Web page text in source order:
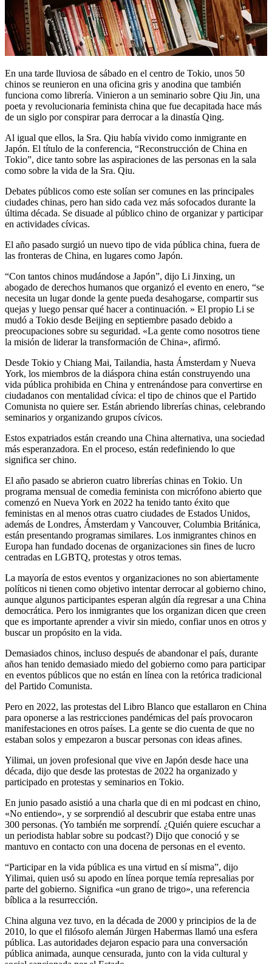
En una tarde lluviosa de sábado en el centro de Tokio, unos 50
chinos se reunieron en una oficina gris y anodina que también
funciona como librería. Vinieron a un seminario sobre Qiu Jin, una
poeta y revolucionaria feminista china que fue decapitada hace más
de un siglo por conspirar para derrocar a la dinastía Qing.
Al igual que ellos, la Sra. Qiu había vivido como inmigrante en
Japón. El título de la conferencia, “Reconstrucción de China en
Tokio”, dice tanto sobre las aspiraciones de las personas en la sala
como sobre la vida de la Sra. Qiu.
Debates públicos como este solían ser comunes en las principales
ciudades chinas, pero han sido cada vez más sofocados durante la
última década. Se disuade al público chino de organizar y participar
en actividades cívicas.
El año pasado surgió un nuevo tipo de vida pública china, fuera de
las fronteras de China, en lugares como Japón.
“Con tantos chinos mudándose a Japón”, dijo Li Jinxing, un
abogado de derechos humanos que organizó el evento en enero, “se
necesita un lugar donde la gente pueda desahogarse, compartir sus
quejas y luego pensar qué hacer a continuación. » El propio Li se
mudó a Tokio desde Beijing en septiembre pasado debido a
preocupaciones sobre su seguridad. «La gente como nosotros tiene
la misión de liderar la transformación de China», afirmó.
Desde Tokio y Chiang Mai, Tailandia, hasta Ámsterdam y Nueva
York, los miembros de la diáspora china están construyendo una
vida pública prohibida en China y entrenándose para convertirse en
ciudadanos con mentalidad cívica: el tipo de chinos que el Partido
Comunista no quiere ser. Están abriendo librerías chinas, celebrando
seminarios y organizando grupos cívicos.
Estos expatriados están creando una China alternativa, una sociedad
más esperanzadora. En el proceso, están redefiniendo lo que
significa ser chino.
El año pasado se abrieron cuatro librerías chinas en Tokio. Un
programa mensual de comedia feminista con micrófono abierto que
comenzó en Nueva York en 2022 ha tenido tanto éxito que
feministas en al menos otras cuatro ciudades de Estados Unidos,
además de Londres, Ámsterdam y Vancouver, Columbia Británica,
están presentando programas similares. Los inmigrantes chinos en
Europa han fundado docenas de organizaciones sin fines de lucro
centradas en LGBTQ, protestas y otros temas.
La mayoría de estos eventos y organizaciones no son abiertamente
políticos ni tienen como objetivo intentar derrocar al gobierno chino,
aunque algunos participantes esperan algún día regresar a una China
democrática. Pero los inmigrantes que los organizan dicen que creen
que es importante aprender a vivir sin miedo, confiar unos en otros y
buscar un propósito en la vida.
Demasiados chinos, incluso después de abandonar el país, durante
años han tenido demasiado miedo del gobierno como para participar
en eventos públicos que no están en línea con la retórica tradicional
del Partido Comunista.
Pero en 2022, las protestas del Libro Blanco que estallaron en China
para oponerse a las restricciones pandémicas del país provocaron
manifestaciones en otros países. La gente se dio cuenta de que no
estaban solos y empezaron a buscar personas con ideas afines.
Yilimai, un joven profesional que vive en Japón desde hace una
década, dijo que desde las protestas de 2022 ha organizado y
participado en protestas y seminarios en Tokio.
En junio pasado asistió a una charla que di en mi podcast en chino,
«No entiendo», y se sorprendió al descubrir que estaba entre unas
300 personas. (Yo también me sorprendí. ¿Quién quiere escuchar a
un periodista hablar sobre su podcast?) Dijo que conoció y se
mantuvo en contacto con una docena de personas en el evento.
“Participar en la vida pública es una virtud en sí misma”, dijo
Yilimai, quien usó su apodo en línea porque temía represalias por
parte del gobierno. Significa «un grano de trigo», una referencia
bíblica a la resurrección.
China alguna vez tuvo, en la década de 2000 y principios de la de
2010, lo que el filósofo alemán Jürgen Habermas llamó una esfera
pública. Las autoridades dejaron espacio para una conversación
pública animada, aunque censurada, junto con la vida cultural y